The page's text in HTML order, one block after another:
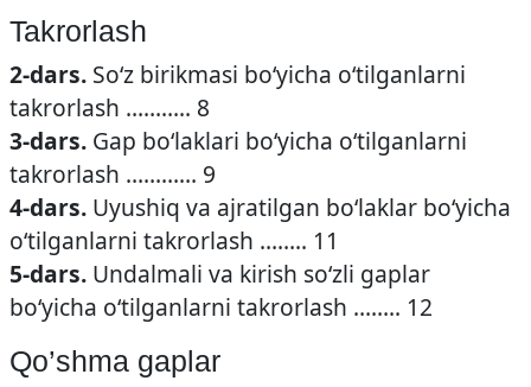
Takrorlash
2-dars. So‘z birikmasi bo‘yicha o‘tilganlarni
takrorlash ……….. 8
3-dars. Gap bo‘laklari bo‘yicha o‘tilganlarni
takrorlash ………… 9
4-dars. Uyushiq va ajratilgan bo‘laklar bo‘yicha
o‘tilganlarni takrorlash …….. 11
5-dars. Undalmali va kirish so‘zli gaplar
bo‘yicha o‘tilganlarni takrorlash …….. 12
Qo’shma gaplar